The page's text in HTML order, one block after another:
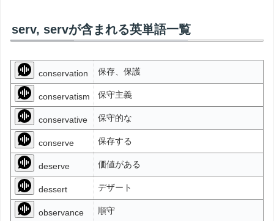
serv, servが含まれる英単語一覧
conservation 保存、保護
conservatism 保守主義
conservative 保守的な
conserve 保存する
deserve 価値がある
dessert デザート
observance 順守